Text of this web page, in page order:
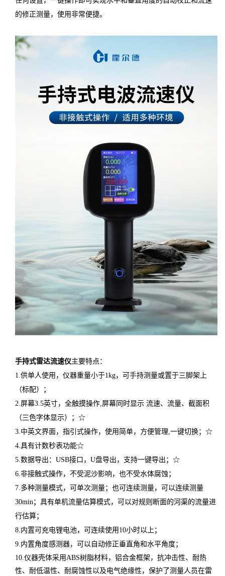
的修正测量，使用非常便捷。
手持式雷达流速仪主要特点：
1.供单人使用，仪器重量小于1kg，可手持测量或置于三脚架上
（标配）；
2.屏幕3.5英寸，全触摸操作,屏幕同时显示 流速、流量、截面积
（三色字体显示）；☆
3.中英文界面，指引式操作，使用简单，方便管理,一键切换；☆
4.具有计数秒表功能☆
5.数据导出：USB接口，U盘导出，支持一键导出；☆
6.非接触式操作，不受泥沙影响，也不受水体腐蚀；
7.多种测量模式，可单次测量；也可连续测量，可以连续测量
30min；具有单机流量估算模式，可以对规则断面的河渠的流量进
行估算；
8.内置可充电锂电池，可连续使用10小时以上；
9.内置角度感测器，可以自动修正垂直角和水平角度；
10.仪器壳体采用ABS树脂材料，铝合金框架，抗冲击性、耐热
性、耐低温性、耐腐蚀性以及电气绝缘性，保护了测量人员在雷